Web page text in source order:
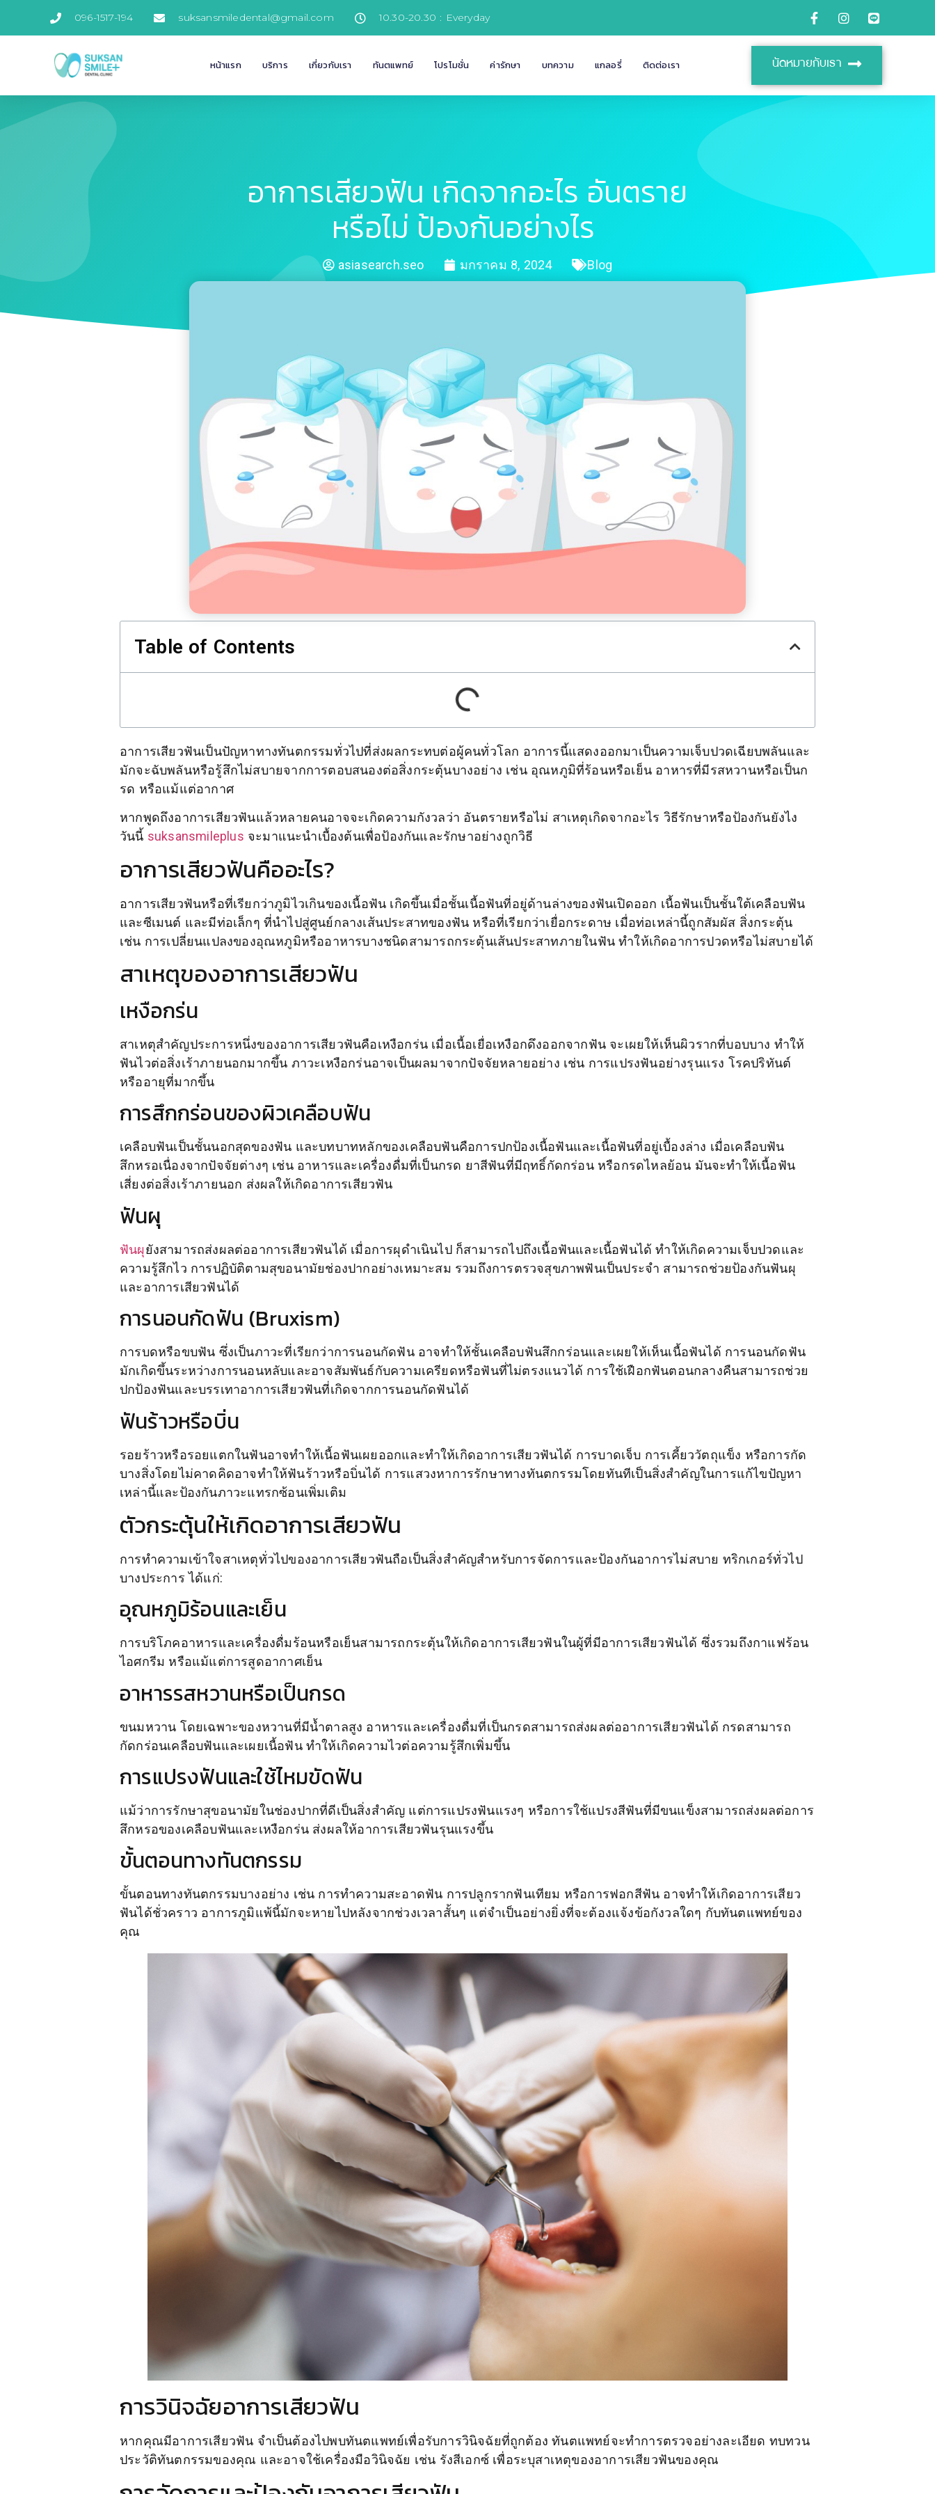
096-1517-194 suksansmiledental@gmail.com 10.30-20.30 : Everyday
หน้าแรก บริการ เกี่ยวกับเรา ทันตแพทย์ โปรโมชั่น ค่ารักษา บทความ แกลอรี่ ติดต่อเรา นัดหมายกับเรา
อาการเสียวฟัน เกิดจากอะไร อันตราย
หรือไม่ ป้องกันอย่างไร
asiasearch.seo มกราคม 8, 2024 Blog
Table of Contents
อาการเสียวฟันเป็นปัญหาทางทันตกรรมทั่วไปที่ส่งผลกระทบต่อผู้คนทั่วโลก อาการนี้แสดงออกมาเป็นความเจ็บปวดเฉียบพลันและ
มักจะฉับพลันหรือรู้สึกไม่สบายจากการตอบสนองต่อสิ่งกระตุ้นบางอย่าง เช่น อุณหภูมิที่ร้อนหรือเย็น อาหารที่มีรสหวานหรือเป็นก
รด หรือแม้แต่อากาศ
หากพูดถึงอาการเสียวฟันแล้วหลายคนอาจจะเกิดความกังวลว่า อันตรายหรือไม่ สาเหตุเกิดจากอะไร วิธีรักษาหรือป้องกันยังไง
วันนี้ suksansmileplus จะมาแนะนำเบื้องต้นเพื่อป้องกันและรักษาอย่างถูกวิธี
อาการเสียวฟันคืออะไร?
อาการเสียวฟันหรือที่เรียกว่าภูมิไวเกินของเนื้อฟัน เกิดขึ้นเมื่อชั้นเนื้อฟันที่อยู่ด้านล่างของฟันเปิดออก เนื้อฟันเป็นชั้นใต้เคลือบฟัน
และซีเมนต์ และมีท่อเล็กๆ ที่นำไปสู่ศูนย์กลางเส้นประสาทของฟัน หรือที่เรียกว่าเยื่อกระดาษ เมื่อท่อเหล่านี้ถูกสัมผัส สิ่งกระตุ้น
เช่น การเปลี่ยนแปลงของอุณหภูมิหรืออาหารบางชนิดสามารถกระตุ้นเส้นประสาทภายในฟัน ทำให้เกิดอาการปวดหรือไม่สบายได้
สาเหตุของอาการเสียวฟัน
เหงือกร่น
สาเหตุสำคัญประการหนึ่งของอาการเสียวฟันคือเหงือกร่น เมื่อเนื้อเยื่อเหงือกดึงออกจากฟัน จะเผยให้เห็นผิวรากที่บอบบาง ทำให้
ฟันไวต่อสิ่งเร้าภายนอกมากขึ้น ภาวะเหงือกร่นอาจเป็นผลมาจากปัจจัยหลายอย่าง เช่น การแปรงฟันอย่างรุนแรง โรคปริทันต์
หรืออายุที่มากขึ้น
การสึกกร่อนของผิวเคลือบฟัน
เคลือบฟันเป็นชั้นนอกสุดของฟัน และบทบาทหลักของเคลือบฟันคือการปกป้องเนื้อฟันและเนื้อฟันที่อยู่เบื้องล่าง เมื่อเคลือบฟัน
สึกหรอเนื่องจากปัจจัยต่างๆ เช่น อาหารและเครื่องดื่มที่เป็นกรด ยาสีฟันที่มีฤทธิ์กัดกร่อน หรือกรดไหลย้อน มันจะทำให้เนื้อฟัน
เสี่ยงต่อสิ่งเร้าภายนอก ส่งผลให้เกิดอาการเสียวฟัน
ฟันผุ
ฟันผุยังสามารถส่งผลต่ออาการเสียวฟันได้ เมื่อการผุดำเนินไป ก็สามารถไปถึงเนื้อฟันและเนื้อฟันได้ ทำให้เกิดความเจ็บปวดและ
ความรู้สึกไว การปฏิบัติตามสุขอนามัยช่องปากอย่างเหมาะสม รวมถึงการตรวจสุขภาพฟันเป็นประจำ สามารถช่วยป้องกันฟันผุ
และอาการเสียวฟันได้
การนอนกัดฟัน (Bruxism)
การบดหรือขบฟัน ซึ่งเป็นภาวะที่เรียกว่าการนอนกัดฟัน อาจทำให้ชั้นเคลือบฟันสึกกร่อนและเผยให้เห็นเนื้อฟันได้ การนอนกัดฟัน
มักเกิดขึ้นระหว่างการนอนหลับและอาจสัมพันธ์กับความเครียดหรือฟันที่ไม่ตรงแนวได้ การใช้เฝือกฟันตอนกลางคืนสามารถช่วย
ปกป้องฟันและบรรเทาอาการเสียวฟันที่เกิดจากการนอนกัดฟันได้
ฟันร้าวหรือบิ่น
รอยร้าวหรือรอยแตกในฟันอาจทำให้เนื้อฟันเผยออกและทำให้เกิดอาการเสียวฟันได้ การบาดเจ็บ การเคี้ยววัตถุแข็ง หรือการกัด
บางสิ่งโดยไม่คาดคิดอาจทำให้ฟันร้าวหรือบิ่นได้ การแสวงหาการรักษาทางทันตกรรมโดยทันทีเป็นสิ่งสำคัญในการแก้ไขปัญหา
เหล่านี้และป้องกันภาวะแทรกซ้อนเพิ่มเติม
ตัวกระตุ้นให้เกิดอาการเสียวฟัน
การทำความเข้าใจสาเหตุทั่วไปของอาการเสียวฟันถือเป็นสิ่งสำคัญสำหรับการจัดการและป้องกันอาการไม่สบาย ทริกเกอร์ทั่วไป
บางประการ ได้แก่:
อุณหภูมิร้อนและเย็น
การบริโภคอาหารและเครื่องดื่มร้อนหรือเย็นสามารถกระตุ้นให้เกิดอาการเสียวฟันในผู้ที่มีอาการเสียวฟันได้ ซึ่งรวมถึงกาแฟร้อน
ไอศกรีม หรือแม้แต่การสูดอากาศเย็น
อาหารรสหวานหรือเป็นกรด
ขนมหวาน โดยเฉพาะของหวานที่มีน้ำตาลสูง อาหารและเครื่องดื่มที่เป็นกรดสามารถส่งผลต่ออาการเสียวฟันได้ กรดสามารถ
กัดกร่อนเคลือบฟันและเผยเนื้อฟัน ทำให้เกิดความไวต่อความรู้สึกเพิ่มขึ้น
การแปรงฟันและใช้ไหมขัดฟัน
แม้ว่าการรักษาสุขอนามัยในช่องปากที่ดีเป็นสิ่งสำคัญ แต่การแปรงฟันแรงๆ หรือการใช้แปรงสีฟันที่มีขนแข็งสามารถส่งผลต่อการ
สึกหรอของเคลือบฟันและเหงือกร่น ส่งผลให้อาการเสียวฟันรุนแรงขึ้น
ขั้นตอนทางทันตกรรม
ขั้นตอนทางทันตกรรมบางอย่าง เช่น การทำความสะอาดฟัน การปลูกรากฟันเทียม หรือการฟอกสีฟัน อาจทำให้เกิดอาการเสียว
ฟันได้ชั่วคราว อาการภูมิแพ้นี้มักจะหายไปหลังจากช่วงเวลาสั้นๆ แต่จำเป็นอย่างยิ่งที่จะต้องแจ้งข้อกังวลใดๆ กับทันตแพทย์ของ
คุณ
การวินิจฉัยอาการเสียวฟัน
หากคุณมีอาการเสียวฟัน จำเป็นต้องไปพบทันตแพทย์เพื่อรับการวินิจฉัยที่ถูกต้อง ทันตแพทย์จะทำการตรวจอย่างละเอียด ทบทวน
ประวัติทันตกรรมของคุณ และอาจใช้เครื่องมือวินิจฉัย เช่น รังสีเอกซ์ เพื่อระบุสาเหตุของอาการเสียวฟันของคุณ